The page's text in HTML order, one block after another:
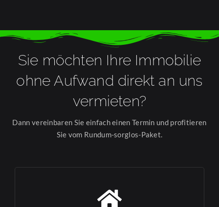
Sie möchten Ihre Immobilie
ohne Aufwand direkt an uns
vermieten?
Dann vereinbaren Sie einfach einen Termin und profitieren
Sie vom Rundum-sorglos-Paket.